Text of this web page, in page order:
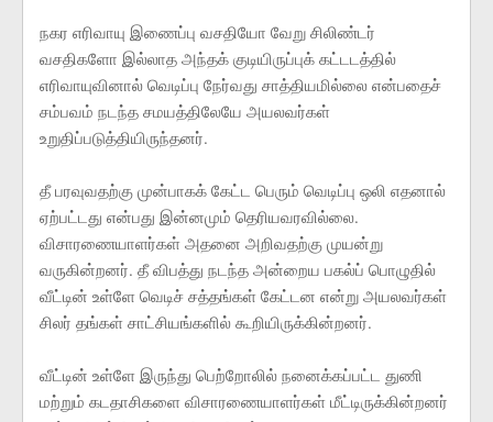
நகர எரிவாயு இணைப்பு வசதியோ வேறு சிலிண்டர்
வசதிகளோ இல்லாத அந்தக் குடியிருப்புக் கட்டடத்தில்
எரிவாயுவினால் வெடிப்பு நேர்வது சாத்தியமில்லை என்பதைச்
சம்பவம் நடந்த சமயத்திலேயே அயலவர்கள்
உறுதிப்படுத்தியிருந்தனர்.
தீ பரவுவதற்கு முன்பாகக் கேட்ட பெரும் வெடிப்பு ஒலி எதனால்
ஏற்பட்டது என்பது இன்னமும் தெரியவரவில்லை.
விசாரணையாளர்கள் அதனை அறிவதற்கு முயன்று
வருகின்றனர். தீ விபத்து நடந்த அன்றைய பகல்ப் பொழுதில்
வீட்டின் உள்ளே வெடிச் சத்தங்கள் கேட்டன என்று அயலவர்கள்
சிலர் தங்கள் சாட்சியங்களில் கூறியிருக்கின்றனர்.
வீட்டின் உள்ளே இருந்து பெற்றோலில் நனைக்கப்பட்ட துணி
மற்றும் கடதாசிகளை விசாரணையாளர்கள் மீட்டிருக்கின்றனர்